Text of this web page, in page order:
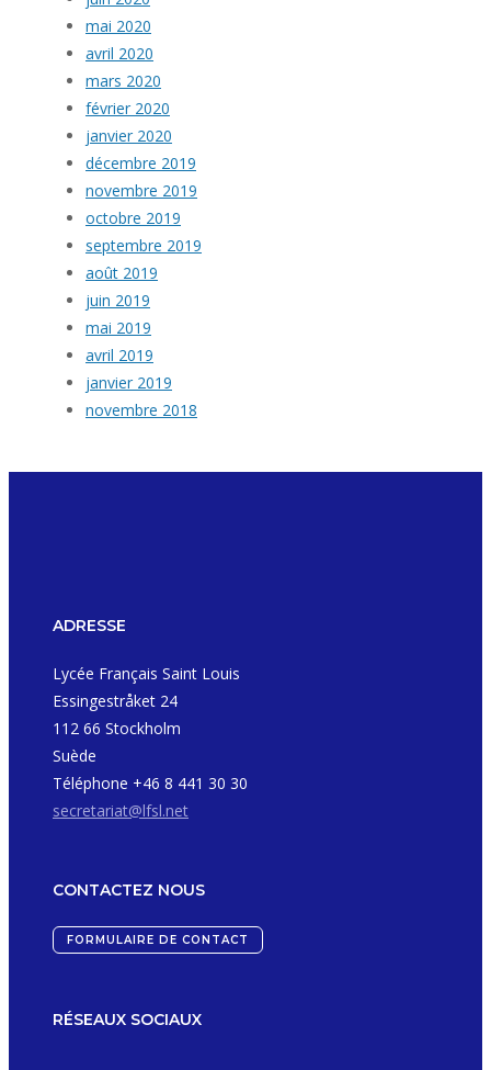
mai 2020
avril 2020
mars 2020
février 2020
janvier 2020
décembre 2019
novembre 2019
octobre 2019
septembre 2019
août 2019
juin 2019
mai 2019
avril 2019
janvier 2019
novembre 2018
ADRESSE
Lycée Français Saint Louis
Essingestråket 24
112 66 Stockholm
Suède
Téléphone +46 8 441 30 30
secretariat@lfsl.net
CONTACTEZ NOUS
FORMULAIRE DE CONTACT
RÉSEAUX SOCIAUX